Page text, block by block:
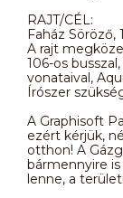
RAJT/CÉL:
Faház Söröző,
A rajt
106-os
vonataival,
Írószer
A Graphisoft
ezért kérjük,
otthon! A
bármennyire
lenne, a